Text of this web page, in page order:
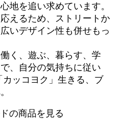
地を追い求めています。
えるため、ストリートか
いデザイン性も併せもっ
く、遊ぶ、暮らす、学
、自分の気持ちに従い
カッコヨク」生きる、ブ
の商品を見る